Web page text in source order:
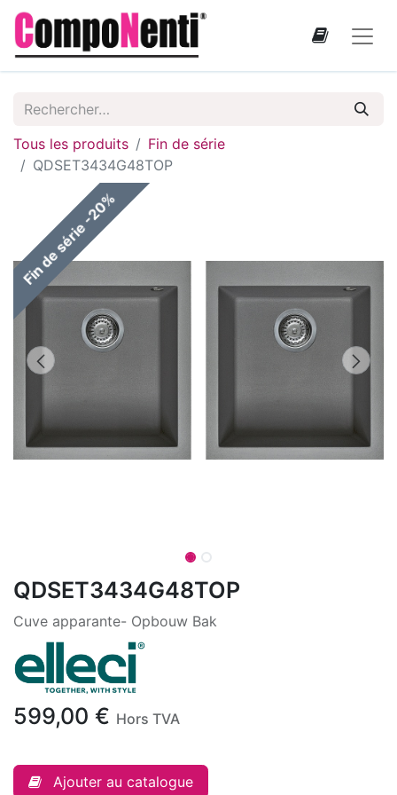
Tous les produits
Fin de série
QDSET3434G48TOP
Fin de série -20%
QDSET3434G48TOP
Cuve apparante- Opbouw Bak
599,00 € Hors TVA
Ajouter au catalogue